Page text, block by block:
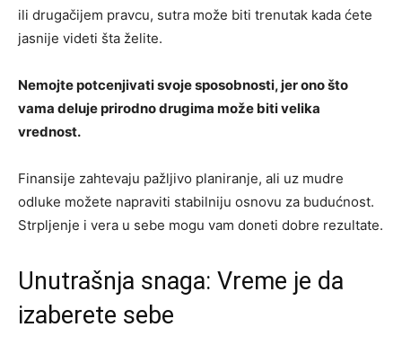
ili drugačijem pravcu, sutra može biti trenutak kada ćete
jasnije videti šta želite.
Nemojte potcenjivati svoje sposobnosti, jer ono što
vama deluje prirodno drugima može biti velika
vrednost.
Finansije zahtevaju pažljivo planiranje, ali uz mudre
odluke možete napraviti stabilniju osnovu za budućnost.
Strpljenje i vera u sebe mogu vam doneti dobre rezultate.
Unutrašnja snaga: Vreme je da
izaberete sebe